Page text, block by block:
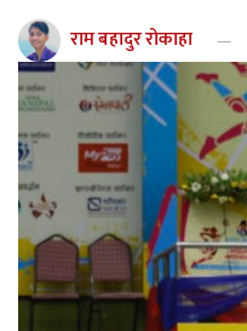
राम बहादुर रोकाहा